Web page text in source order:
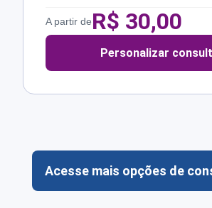
A partir deR$ 30,00
Personalizar
Acesse mais opções de